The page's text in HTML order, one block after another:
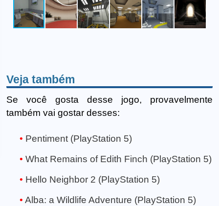
Veja também
Se você gosta desse jogo, provavelmente
também vai gostar desses:
Pentiment (PlayStation 5)
What Remains of Edith Finch (PlayStation 5)
Hello Neighbor 2 (PlayStation 5)
Alba: a Wildlife Adventure (PlayStation 5)